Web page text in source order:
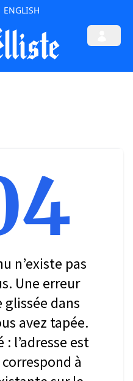
ENGLISH
n’existe pas
Une erreur
glissée dans
avez tapée.
l’adresse est
à